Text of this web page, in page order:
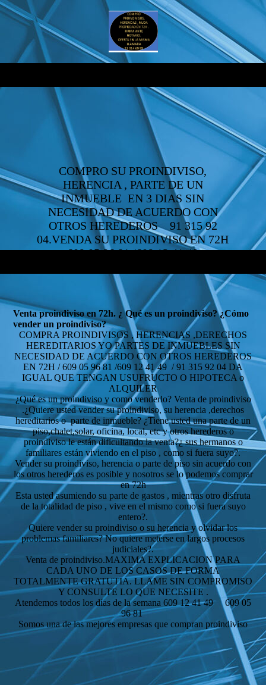
COMPRO SU PROINDIVISO,
HERENCIA , PARTE DE UN
INMUEBLE EN 3 DIAS SIN
NECESIDAD DE ACUERDO CON
OTROS HEREDEROS 91 315 92
04.VENDA SU PROINDIVISO EN 72H
609 05 96 81 /609 12 41 49
Venta proindiviso en 72h. ¿ Qué es un proindiviso? ¿Cómo
vender un proindiviso?
COMPRA PROINDIVISOS , HERENCIAS ,DERECHOS
HEREDITARIOS YO PARTES DE INMUEBLES SIN
NECESIDAD DE ACUERDO CON OTROS HEREDEROS
EN 72H / 609 05 96 81 /609 12 41 49 / 91 315 92 04 DA
IGUAL QUE TENGAN USUFRUCTO O HIPOTECA o
ALQUILER
¿Qué es un proindiviso y como venderlo? Venta de proindiviso
.¿Quiere usted vender su proindiviso, su herencia ,derechos
hereditarios o parte de inmueble? ¿Tiene usted una parte de un
piso,chalet,solar, oficina, local, etc y otros herederos o
proindiviso le están dificultando la venta?¿ sus hermanos o
familiares están viviendo en el piso , como si fuera suyo?.
Vender su proindiviso, herencia o parte de piso sin acuerdo con
los otros herederos es posible y nosotros se lo podemos comprar
en 72h
Esta usted asumiendo su parte de gastos , mientras otro disfruta
de la totalidad de piso , vive en el mismo como si fuera suyo
entero?.
Quiere vender su proindiviso o su herencia y olvidar los
problemas familiares? No quiere meterse en largos procesos
judiciales?.
Venta de proindiviso.MAXIMA EXPLICACION PARA
CADA UNO DE LOS CASOS DE FORMA
TOTALMENTE GRATUTIA. LLAME SIN COMPROMISO
Y CONSULTE LO QUE NECESITE .
Atendemos todos los días de la semana 609 12 41 49 609 05
96 81
Somos una de las mejores empresas que compran proindiviso